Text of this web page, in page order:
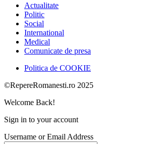
Actualitate
Politic
Social
International
Medical
Comunicate de presa
Politica de COOKIE
©RepereRomanesti.ro 2025
Welcome Back!
Sign in to your account
Username or Email Address